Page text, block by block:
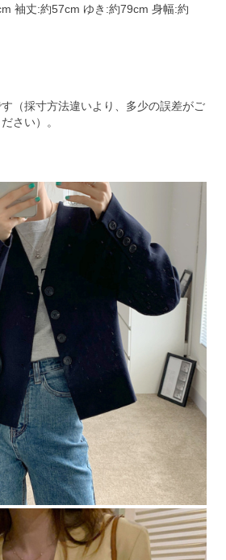
袖丈:約57cm ゆき:約79cm 身幅:約
（採寸方法違いより、多少の誤差がご
さい）。